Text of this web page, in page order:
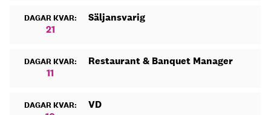
DAGAR KVAR:
21
Säljansvarig
DAGAR KVAR:
11
Restaurant & Banquet Manager
DAGAR KVAR: VD